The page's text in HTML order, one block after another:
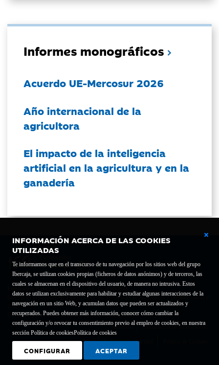
INFORMACIÓN ACERCA DE LAS COOKIES
UTILIZADAS
Te informamos que en el transcurso de tu navegación por los sitios web del grupo
Ibercaja, se utilizan cookies propias (ficheros de datos anónimos) y de terceros, las
cuales se almacenan en el dispositivo del usuario, de manera no intrusiva. Estos
datos se utilizan exclusivamente para habilitar y estudiar algunas interacciones de la
navegación en un sitio Web, y acumulan datos que pueden ser actualizados y
recuperados. Puedes obtener más información, conocer cómo cambiar la
configuración y/o revocar tu consentimiento previo al empleo de cookies, en nuestra
sección Política de cookiesPolítica de cookies
CONFIGURAR ACEPTAR
Informes monográficos
Acuerdo UE-Mercosur 2026
Año internacional de la
agricultora
El impacto de la inteligencia
artificial en la agricultura y en la
ganadería
Fundación Bancaria Ibercaja C.I.F. G-50000652.
Inscrita en el Registro de Fundaciones del Mº de Educación, Cultura y Deporte con el nº
1689.
Domicilio social: Joaquín Costa, 13. 50001 Zaragoza.
Contacto
Declaración de accesibilidad
Aviso legal Política de privacidad